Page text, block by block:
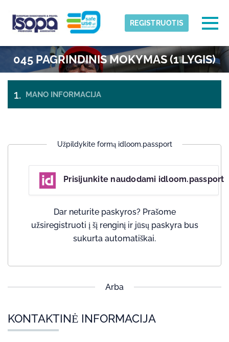
REGISTRUOTIS
ISOPA-AISBL
045 PAGRINDINIS MOKYMAS (1 LYGIS)
MANO INFORMACIJA
Užpildykite formą idloom.passport
Prisijunkite naudodami idloom.passport
Dar neturite paskyros? Prašome
užsiregistruoti į šį renginį ir jūsų paskyra bus
sukurta automatiškai.
Arba
KONTAKTINĖ INFORMACIJA
Aptikta laiko juosta
GERAI